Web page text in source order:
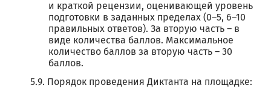
и краткой рецензии, оценивающей уровень
подготовки в заданных пределах (0–5, 6–10
правильных ответов). За вторую часть – в
виде количества баллов. Максимальное
количество баллов за вторую часть – 30
баллов.
Порядок проведения Диктанта на площадке: